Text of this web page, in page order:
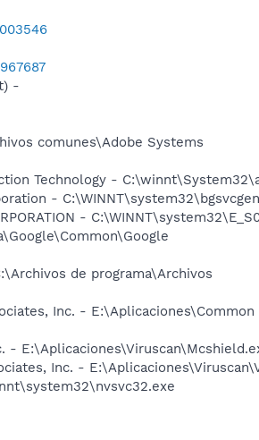
-
comunes\Adobe Systems
Technology -
-
-
de programa\Archivos
Inc. - E:\Aplicaciones\Common
-
Inc. -